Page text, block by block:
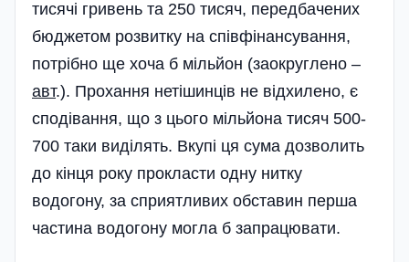
тисячі гривень та 250 тисяч, передбачених
бюджетом розвитку на спів­фінансування,
потрібно ще хоча б мільйон (заокруг­лено –
авт.). Прохання неті­шинців не відхилено, є
сподівання, що з цього мільйона тисяч 500-
700 таки виділять. Вкупі ця сума дозволи­ть
до кінця року прокласти одну нитку
водогону, за сприятливих обставин перша
частина­ водогону могла б запрацювати.